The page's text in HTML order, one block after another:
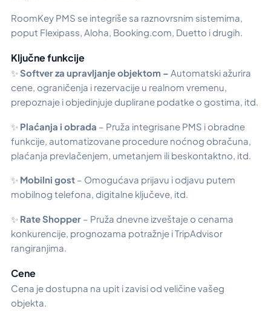
RoomKey PMS se integriše sa raznovrsnim sistemima,
poput Flexipass, Aloha, Booking.com, Duetto i drugih.
Ključne funkcije
✨Softver za upravljanje objektom – Automatski ažurira
cene, ograničenja i rezervacije u realnom vremenu,
prepoznaje i objedinjuje duplirane podatke o gostima, itd.
✨ Plaćanja i obrada – Pruža integrisane PMS i obradne
funkcije, automatizovane procedure noćnog obračuna,
plaćanja prevlačenjem, umetanjem ili beskontaktno, itd.
✨ Mobilni gost – Omogućava prijavu i odjavu putem
mobilnog telefona, digitalne ključeve, itd.
✨ Rate Shopper – Pruža dnevne izveštaje o cenama
konkurencije, prognozama potražnje i TripAdvisor
rangiranjima.
Cene
Cena je dostupna na upit i zavisi od veličine vašeg
objekta.